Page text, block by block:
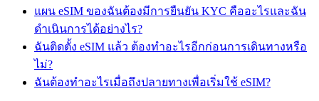
แผน eSIM ของฉันต้องมีการยืนยัน KYC คืออะไรและฉัน
ดำเนินการได้อย่างไร?
ฉันติดตั้ง eSIM แล้ว ต้องทำอะไรอีกก่อนการเดินทางหรือ
ไม่?
ฉันต้องทำอะไรเมื่อถึงปลายทางเพื่อเริ่มใช้ eSIM?